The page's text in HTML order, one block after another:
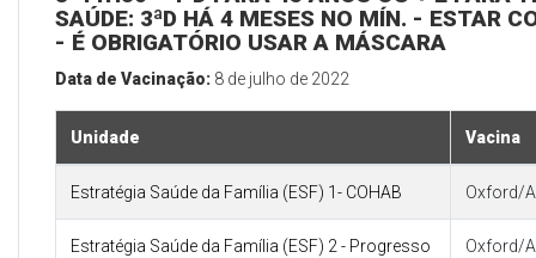
SAÚDE: 3ªD HÁ 4 MESES NO MÍN. - ESTAR
- É OBRIGATÓRIO USAR A MÁSCARA
Data de Vacinação: 8 de julho de 2022
Unidade Vacina
Estratégia Saúde da Família (ESF) 1- COHAB Oxford/
Estratégia Saúde da Família (ESF) 2 - Progresso Oxford/